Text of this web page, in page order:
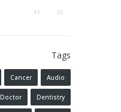
30
31
Tags
Audio
Cancer
Dentistry
Doctor